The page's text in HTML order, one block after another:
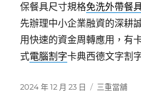
保餐具尺寸規格免洗外帶餐
先辦理中小企業融資的深耕
用快速的資金周轉應用，有
式電腦割字卡典西德文字割
發
2024 年 12 月 23 日
分
三重當舖